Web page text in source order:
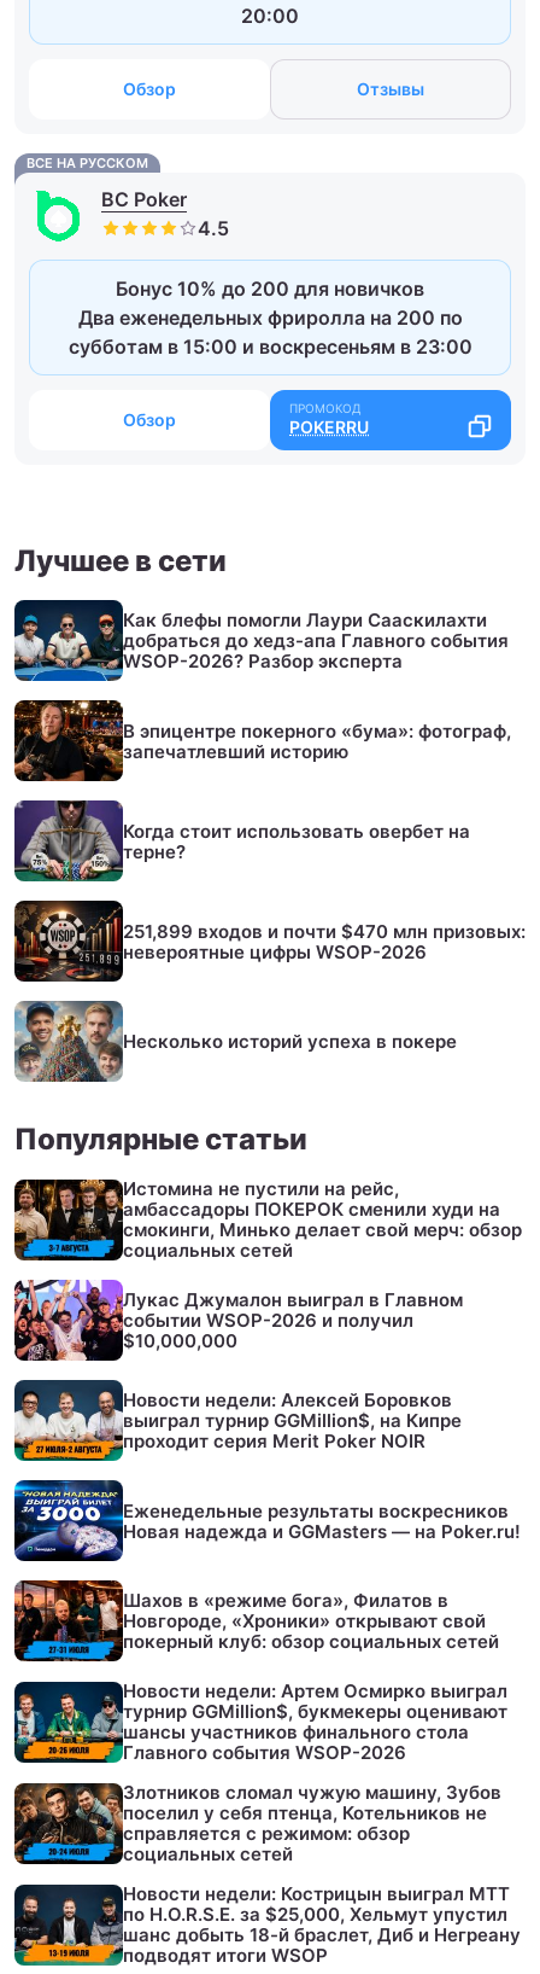
20:00
Обзор Отзывы
ВСЕ НА РУССКОМ
BC Poker
Бонус 10% до 200 для новичков
Два еженедельных фриролла на 200 по
субботам в 15:00 и воскресеньям в 23:00
Обзор POKERRU
Лучшее в сети
Как блефы помогли Лаури Сааскилахти
добраться до хедз-апа Главного события
WSOP-2026? Разбор эксперта
В эпицентре покерного «бума»: фотограф,
запечатлевший историю
Когда стоит использовать овербет на
терне?
251,899 входов и почти $470 млн призовых:
невероятные цифры WSOP-2026
Несколько историй успеха в покере
Популярные статьи
Истомина не пустили на рейс,
амбассадоры ПОКЕРОК сменили худи на
смокинги, Минько делает свой мерч: обзор
социальных сетей
Лукас Джумалон выиграл в Главном
событии WSOP-2026 и получил
$10,000,000
Новости недели: Алексей Боровков
выиграл турнир GGMillion$, на Кипре
проходит серия Merit Poker NOIR
Еженедельные результаты воскресников
Новая надежда и GGMasters — на Poker.ru!
Шахов в «режиме бога», Филатов в
Новгороде, «Хроники» открывают свой
покерный клуб: обзор социальных сетей
Новости недели: Артем Осмирко выиграл
турнир GGMillion$, букмекеры оценивают
шансы участников финального стола
Главного события WSOP-2026
Злотников сломал чужую машину, Зубов
поселил у себя птенца, Котельников не
справляется с режимом: обзор
социальных сетей
Новости недели: Кострицын выиграл МТТ
по H.O.R.S.E. за $25,000, Хельмут упустил
шанс добыть 18-й браслет, Диб и Негреану
подводят итоги WSOP